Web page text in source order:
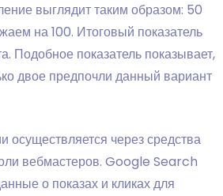
выглядит таким образом: 50
на 100. Итоговый показатель
Подобное показатель показывает,
двое предпочли данный вариант
осуществляется через средства
вебмастеров. Google Search
о показах и кликах для